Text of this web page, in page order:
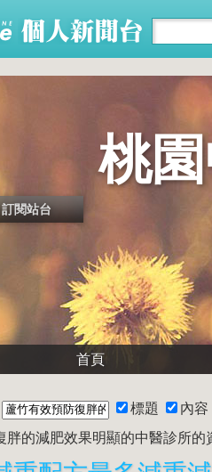
桃
訂閱站台
首頁
標題
內容
胖的減肥效果明顯的中醫診所的